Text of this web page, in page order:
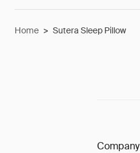
Home > Sutera Sleep Pillow
Company